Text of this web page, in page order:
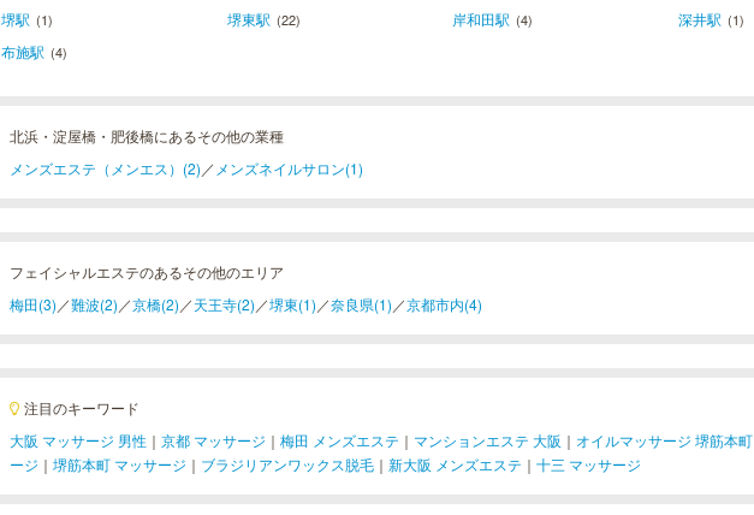
堺駅 (1) 堺東駅 (22) 岸和田駅 (4) 深井駅 (1)
布施駅 (4)
北浜・淀屋橋・肥後橋にあるその他の業種
メンズエステ（メンエス）(2) ／ メンズネイルサロン(1)
フェイシャルエステのあるその他のエリア
梅田(3) ／難波(2) ／京橋(2) ／天王寺(2) ／堺東(1) ／奈良県(1) ／京都市内(4)
注目のキーワード
大阪 マッサージ 男性 ｜ 京都 マッサージ ｜ 梅田 メンズエステ ｜ マンションエステ 大阪 ｜ オイルマッサージ 堺筋本町
ージ ｜ 堺筋本町 マッサージ ｜ ブラジリアンワックス脱毛 ｜ 新大阪 メンズエステ ｜ 十三 マッサージ